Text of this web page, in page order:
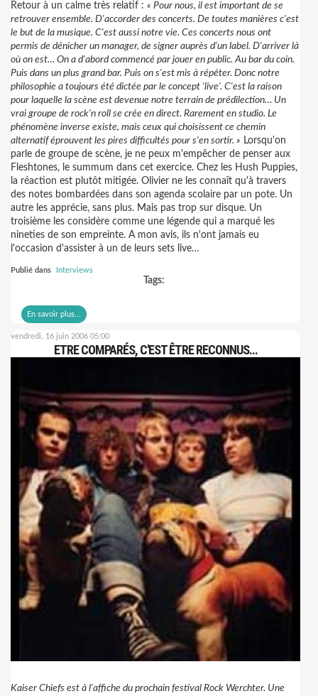
Retour à un calme très relatif : « Pour nous, il est important de se
retrouver ensemble. D'accorder des concerts. De toutes manières c'est
le but de la musique. C'est aussi notre vie. Ces concerts nous ont
permis de dénicher un manager, de signer auprès d'un label. D'arriver là
où on est… On a d'abord commencé par jouer en public. Au bar du coin.
Puis dans un plus grand bar. Puis on s'est mis à répéter. Donc notre
philosophie a toujours été dictée par le concept 'live'. C'est la raison
pour laquelle la scène est devenue notre terrain de prédilection… Un
vrai groupe de rock'n roll se crée en direct. Rarement en studio. Le
phénomène inverse existe, mais ceux qui choisissent ce chemin
alternatif éprouvent les pires difficultés pour s'en sortir. » Lorsqu'on
parle de groupe de scène, je ne peux m'empêcher de penser aux
Fleshtones, le summum dans cet exercice. Chez les Hush Puppies,
la réaction est plutôt mitigée. Olivier ne les connaît qu'à travers
des notes bombardées dans son agenda scolaire par un pote. Un
autre les apprécie, sans plus. Mais pas trop sur disque. Un
troisième les considère comme une légende qui a marqué les
nineties de son empreinte. A mon avis, ils n'ont jamais eu
l'occasion d'assister à un de leurs sets live…
Publié dans Interviews
Tags:
En savoir plus...
vendredi, 16 juin 2006 05:00
ETRE COMPARÉS, C'EST ÊTRE RECONNUS...
Kaiser Chiefs est à l'affiche du prochain festival Rock Werchter. Une